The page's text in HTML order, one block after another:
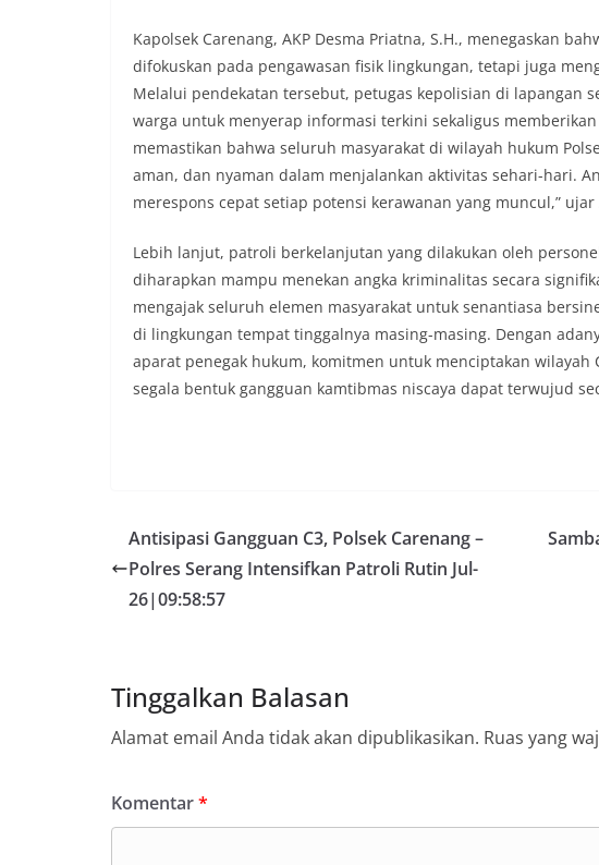
Kapolsek Carenang, AKP Desma Priatna, S.H., menegaskan
difokuskan pada pengawasan fisik lingkungan, tetapi juga
Melalui pendekatan tersebut, petugas kepolisian di lapangan
warga untuk menyerap informasi terkini sekaligus
memastikan bahwa seluruh masyarakat di wilayah hukum
aman, dan nyaman dalam menjalankan aktivitas sehari-hari.
merespons cepat setiap potensi kerawanan yang muncul,” ujar
Lebih lanjut, patroli berkelanjutan yang dilakukan oleh
diharapkan mampu menekan angka kriminalitas secara
mengajak seluruh elemen masyarakat untuk senantiasa
di lingkungan tempat tinggalnya masing-masing. Dengan
aparat penegak hukum, komitmen untuk menciptakan
segala bentuk gangguan kamtibmas niscaya dapat terwujud
Antisipasi Gangguan C3, Polsek Carenang –
Polres Serang Intensifkan Patroli Rutin Jul-
26|09:58:57
Tinggalkan Balasan
Alamat email Anda tidak akan dipublikasikan. Ruas yang
Komentar*